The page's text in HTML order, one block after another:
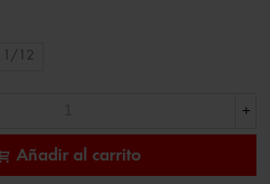
11/12
+
Añadir al carrito